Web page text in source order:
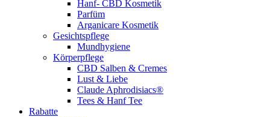
Hanf- CBD Kosmetik
Parfüm
Arganicare Kosmetik
Gesichtspflege
Mundhygiene
Körperpflege
CBD Salben & Cremes
Lust & Liebe
Claude Aphrodisiacs®
Tees & Hanf Tee
Rabatte